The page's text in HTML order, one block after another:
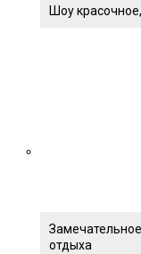
Шоу
отдыха